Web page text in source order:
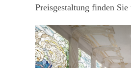
Preisgestaltung finden